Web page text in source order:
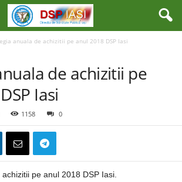
anuala de achizitii pe anul 2018 DSP Iasi
de achizitii pe
Iasi
1158 0
pe anul 2018 DSP Iasi.